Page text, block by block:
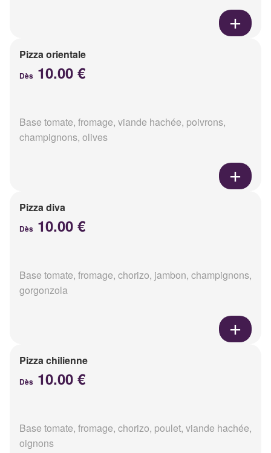
Pizza orientale
Dès 10.00 €
Base tomate, fromage, viande hachée, poivrons,
champignons, olives
Pizza diva
Dès 10.00 €
Base tomate, fromage, chorizo, jambon, champignons,
gorgonzola
Pizza chilienne
Dès 10.00 €
Base tomate, fromage, chorizo, poulet, viande hachée,
oignons